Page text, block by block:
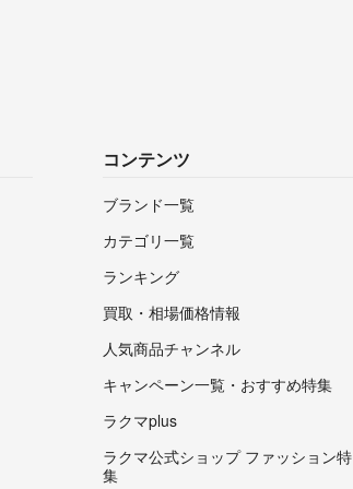
コンテンツ
ブランド一覧
カテゴリ一覧
ランキング
買取・相場価格情報
人気商品チャンネル
キャンペーン一覧・おすすめ特集
ラクマplus
ラクマ公式ショップ ファッション特
集